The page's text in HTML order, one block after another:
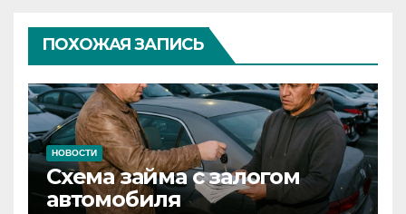
ПОХОЖАЯ ЗАПИСЬ
НОВОСТИ
Схема займа с залогом
автомобиля